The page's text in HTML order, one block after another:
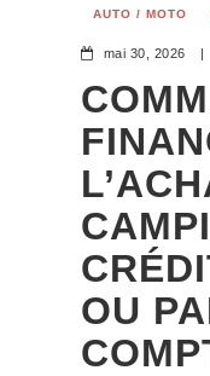
AUTO / MOTO
mai 30, 2026 |
OU